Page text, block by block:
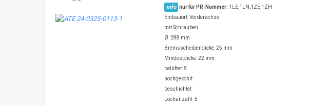
info nur für PR-Nummer: 1LE,1LN,1ZE,1ZH
Einbauort: Vorderachse
mit Schrauben
Ø: 288 mm
Bremsscheibendicke: 25 mm
Mindestdicke: 22 mm
belüftet: 8
hochgekohlt
beschichtet
Lochanzahl: 5